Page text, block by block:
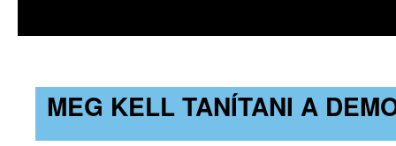
MEG KELL TANÍTANI A